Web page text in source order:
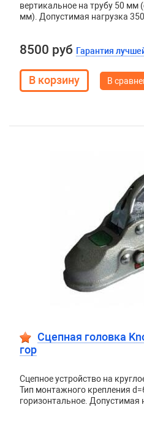
вертикальное на трубу 50 мм
мм). Допустимая нагрузка
8500 руб Гарантия
В
Сцепная головка
гор
Сцепное устройство на
Тип монтажного крепления
горизонтальное. Допустимая